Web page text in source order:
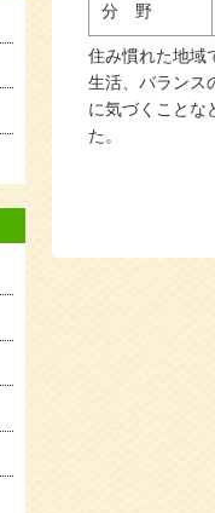
分 野
住み慣れた地域
生活、バランス
に気づくことな
た。